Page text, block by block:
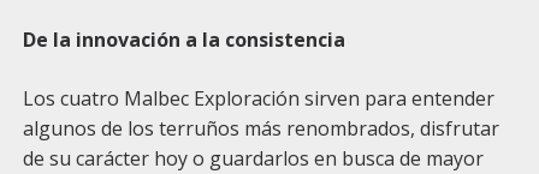
De la innovación a la consistencia
Los cuatro Malbec Exploración sirven para entender
algunos de los terruños más renombrados, disfrutar
de su carácter hoy o guardarlos en busca de mayor